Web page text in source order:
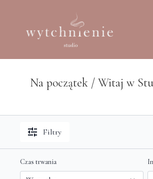
Na początek / Witaj w
Filtry
Czas trwania